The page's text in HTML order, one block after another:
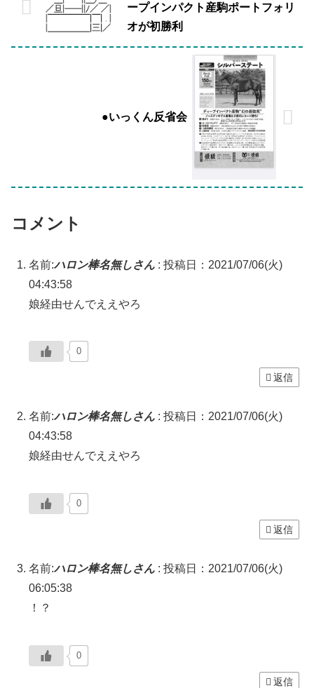
ープインパクト産駒ポートフォリ
オが初勝利
●いっくん反省会
コメント
名前:ハロン棒名無しさん : 投稿日：2021/07/06(火)
04:43:58
娘経由せんでええやろ
0
返信
名前:ハロン棒名無しさん : 投稿日：2021/07/06(火)
04:43:58
娘経由せんでええやろ
0
返信
名前:ハロン棒名無しさん : 投稿日：2021/07/06(火)
06:05:38
！？
0
返信